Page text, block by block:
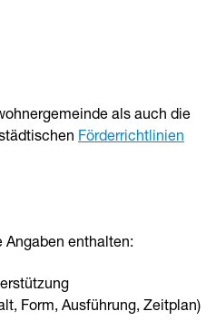
als auch die
Förderrichtlinien
Angaben enthalten:
Form, Ausführung, Zeitplan)